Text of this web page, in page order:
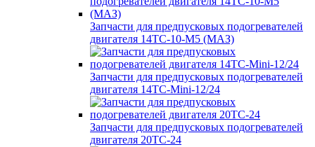
Запчасти для предпусковых подогревателей
двигателя 14ТС-10-М5 (МАЗ)
Запчасти для предпусковых подогревателей
двигателя 14ТС-Mini-12/24
Запчасти для предпусковых подогревателей
двигателя 20ТС-24